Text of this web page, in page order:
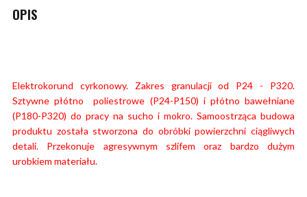
OPIS
Elektrokorund cyrkonowy. Zakres granulacji od P24 - P320.
Sztywne płótno poliestrowe (P24-P150) ipłótno bawełniane
(P180-P320) do pracy na sucho i mokro. Samoostrząca budowa
produktu została stworzona do obróbki powierzchni ciągliwych
detali. Przekonuje agresywnym szlifem oraz bardzo dużym
urobkiem materiału.